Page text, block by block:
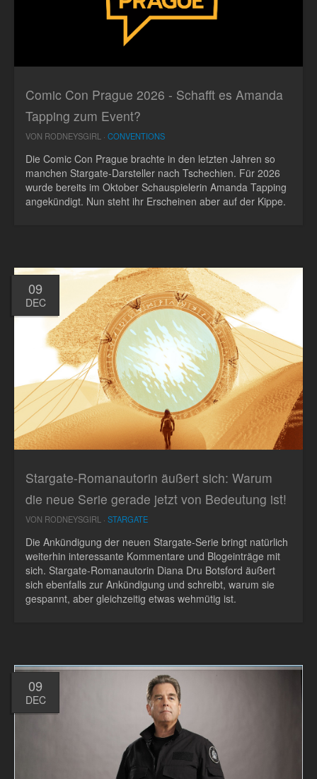
Comic Con Prague 2026 - Schafft es Amanda
Tapping zum Event?
VON RODNEYSGIRL · CONVENTIONS
Die Comic Con Prague brachte in den letzten Jahren so
manchen Stargate-Darsteller nach Tschechien. Für 2026
wurde bereits im Oktober Schauspielerin Amanda Tapping
angekündigt. Nun steht ihr Erscheinen aber auf der Kippe.
09
DEC
Stargate-Romanautorin äußert sich: Warum
die neue Serie gerade jetzt von Bedeutung ist!
VON RODNEYSGIRL · STARGATE
Die Ankündigung der neuen Stargate-Serie bringt natürlich
weiterhin interessante Kommentare und Blogeinträge mit
sich. Stargate-Romanautorin Diana Dru Botsford äußert
sich ebenfalls zur Ankündigung und schreibt, warum sie
gespannt, aber gleichzeitig etwas wehmütig ist.
09
DEC